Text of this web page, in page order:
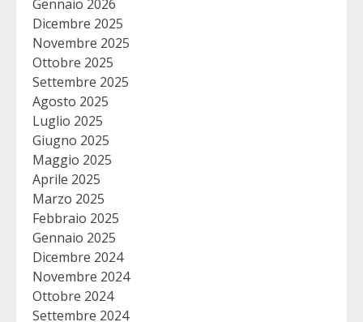
Gennaio 2026
Dicembre 2025
Novembre 2025
Ottobre 2025
Settembre 2025
Agosto 2025
Luglio 2025
Giugno 2025
Maggio 2025
Aprile 2025
Marzo 2025
Febbraio 2025
Gennaio 2025
Dicembre 2024
Novembre 2024
Ottobre 2024
Settembre 2024